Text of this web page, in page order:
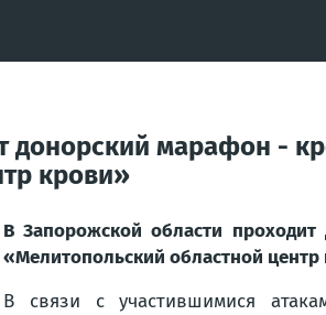
донорский марафон -
крови»
В Запорожской области
«Мелитопольский областной центр
В связи с участившимися